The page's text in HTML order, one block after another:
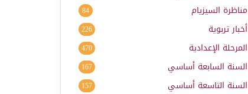
مناظرة السيزيام 84
أخبار تربوية 226
المرحلة الإعدادية 470
السنة السابعة أساسي 167
السنة التاسعة أساسي 157